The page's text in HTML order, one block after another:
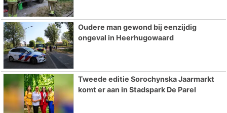
Oudere man gewond bij eenzijdig
ongeval in Heerhugowaard
Tweede editie Sorochynska Jaarmarkt
komt er aan in Stadspark De Parel